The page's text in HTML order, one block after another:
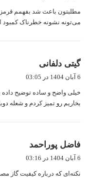
:
مطلبتون باعث شد بفهمم
می‌تونه نشونه خطرناک کمبود
گیتی دلفانی
:
6 آبان 1404 در 03:05
خیلی واضح و ساده توضیح
بخاریم رو تمیز کردم و شعله
فاضل پوراحمد
:
6 آبان 1404 در 03:16
نکته‌ای که درباره کیفیت گاز